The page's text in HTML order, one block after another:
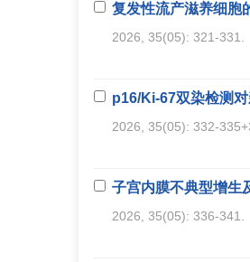
复发性流产滋养细胞
2026, 35(05): 321-331.
p16/Ki-67双染检测
2026, 35(05): 332-
子宫内膜不典型增生
2026, 35(05): 336-341.